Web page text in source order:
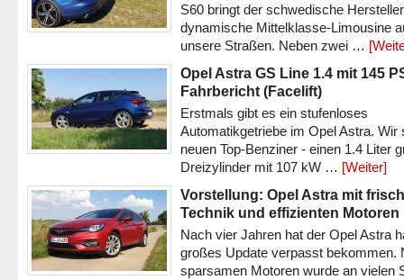
S60 bringt der schwedische
dynamische Mittelklasse-Limousine
unsere Straßen. Neben zwei …
Opel Astra GS Line 1.4 mit 145
Fahrbericht (Facelift)
Erstmals gibt es ein stufenloses
Automatikgetriebe im Opel Astra. Wir
neuen Top-Benziner - einen 1.4 Liter
Dreizylinder mit 107 kW … [Weiter]
Vorstellung: Opel Astra mit
Technik und effizienten Motoren
Nach vier Jahren hat der Opel Astra
großes Update verpasst bekommen.
sparsamen Motoren wurde an vielen